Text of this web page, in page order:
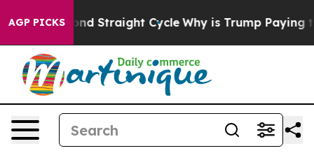
AGP PICKS
for Second Straight Cycle Why is Trump Paying to